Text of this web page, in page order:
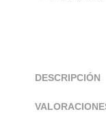
DESCRIPCIÓN